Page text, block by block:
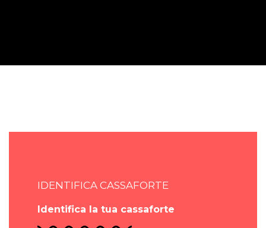
IDENTIFICA CASSAFORTE
Identifica la tua cassaforte